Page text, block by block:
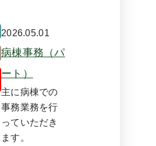
2026.05.01
病棟事務（パ
ート）
主に病棟での
事務業務を行
っていただき
ます。